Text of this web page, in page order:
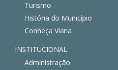
Turismo
História do Município
Conheça Viana
INSTITUCIONAL
Administração